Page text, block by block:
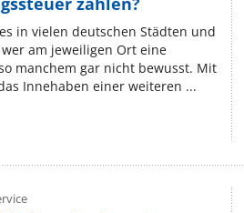
in vielen deutschen Städten und
am jeweiligen Ort eine
manchem gar nicht bewusst. Mit
Innehaben einer weiteren ...